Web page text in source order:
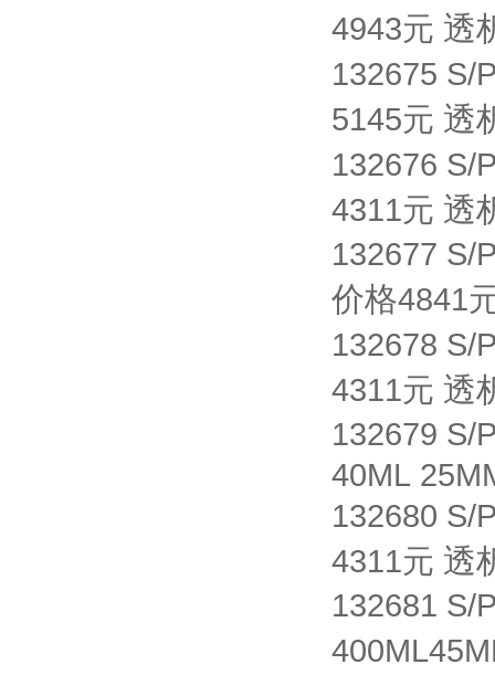
4943元 透
132675 S/
5145元 透
132676 S/
4311元 透
132677 S/
价格4841
132678 S/
4311元 透
132679 S/
40ML
132680 S/
4311元 透
132681 S/